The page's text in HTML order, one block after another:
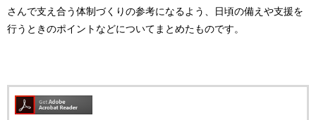
さんで支え合う体制づくりの参考になるよう、日頃の備えや支援を
行うときのポイントなどについてまとめたものです。